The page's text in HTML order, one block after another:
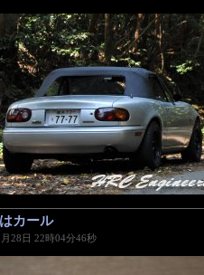
カール―
28日 22時04分46秒